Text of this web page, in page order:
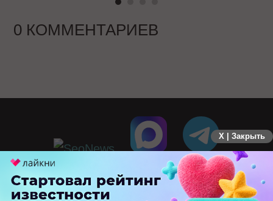
0 КОММЕНТАРИЕВ
X | Закрыть
ПЕРЕЙТИ НА ПОЛНУЮ ВЕРСИЮ
© SEOnews.ru Все права защищены. 2026